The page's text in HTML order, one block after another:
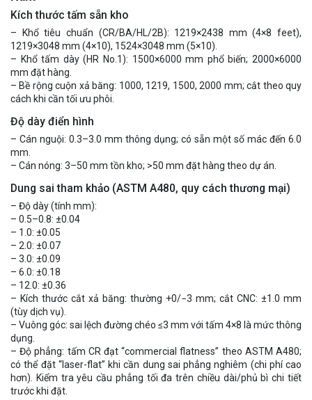
Kích thước tấm sẵn kho
– Khổ tiêu chuẩn (CR/BA/HL/2B): 1219×2438 mm (4×8 feet),
1219×3048 mm (4×10), 1524×3048 mm (5×10).
– Khổ tấm dày (HR No.1): 1500×6000 mm phổ biến; 2000×6000
mm đặt hàng.
– Bề rộng cuộn xả băng: 1000, 1219, 1500, 2000 mm; cắt theo quy
cách khi cần tối ưu phôi.
Độ dày điển hình
– Cán nguội: 0.3–3.0 mm thông dụng; có sẵn một số mác đến 6.0
mm.
– Cán nóng: 3–50 mm tồn kho; >50 mm đặt hàng theo dự án.
Dung sai tham khảo (ASTM A480, quy cách thương mại)
– Độ dày (tính mm):
– 0.5–0.8: ±0.04
– 1.0: ±0.05
– 2.0: ±0.07
– 3.0: ±0.09
– 6.0: ±0.18
– 12.0: ±0.36
– Kích thước cắt xả băng: thường +0/−3 mm; cắt CNC: ±1.0 mm
(tùy dịch vụ).
– Vuông góc: sai lệch đường chéo ≤3 mm với tấm 4×8 là mức thông
dụng.
– Độ phẳng: tấm CR đạt “commercial flatness” theo ASTM A480;
có thể đặt “laser-flat” khi cần dung sai phẳng nghiêm (chi phí cao
hơn). Kiểm tra yêu cầu phẳng tối đa trên chiều dài/phủ bì chi tiết
trước khi đặt.